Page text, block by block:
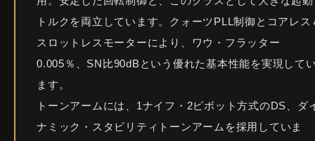
トルクを両立しています。クォーツPLL制御とコアレス
スロットレスモーターにより、ワウ・フラッター
0.005％、SN比90dBという優れた基本性能を実現して
ます。
トーンアームには、1ナイフ・2ピボット方式のDS、ダ
ナミック・スタビリティトーンアームを採用していま